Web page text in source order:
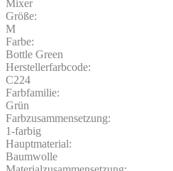
Mixer
Größe:
M
Farbe:
Bottle Green
Herstellerfarbcode:
C224
Farbfamilie:
Grün
Farbzusammensetzung:
1-farbig
Hauptmaterial:
Baumwolle